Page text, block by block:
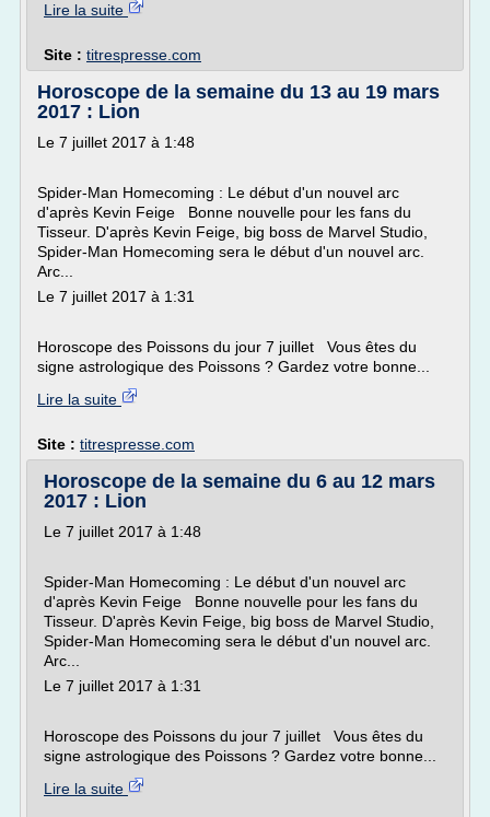
Lire la suite
Site : titrespresse.com
Horoscope de la semaine du 13 au 19 mars
2017 : Lion
Le 7 juillet 2017 à 1:48
Spider-Man Homecoming : Le début d'un nouvel arc
d'après Kevin Feige Bonne nouvelle pour les fans du
Tisseur. D'après Kevin Feige, big boss de Marvel Studio,
Spider-Man Homecoming sera le début d'un nouvel arc.
Arc...
Le 7 juillet 2017 à 1:31
Horoscope des Poissons du jour 7 juillet Vous êtes du
signe astrologique des Poissons ? Gardez votre bonne...
Lire la suite
Site : titrespresse.com
Horoscope de la semaine du 6 au 12 mars
2017 : Lion
Le 7 juillet 2017 à 1:48
Spider-Man Homecoming : Le début d'un nouvel arc
d'après Kevin Feige Bonne nouvelle pour les fans du
Tisseur. D'après Kevin Feige, big boss de Marvel Studio,
Spider-Man Homecoming sera le début d'un nouvel arc.
Arc...
Le 7 juillet 2017 à 1:31
Horoscope des Poissons du jour 7 juillet Vous êtes du
signe astrologique des Poissons ? Gardez votre bonne...
Lire la suite